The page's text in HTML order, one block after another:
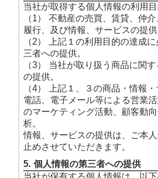
当社が取得する個人情報の利用
（1） 不動産の売買、賃貸、仲
履行、及び情報、サービスの提供
（2） 上記１の利用目的の達成
三者への提供。
（3） 当社が取り扱う商品に関
の提供。
（4） 上記１、３の商品・情報
電話、電子メール等による営業
のマーケティング活動、顧客動
析。
情報、サービスの提供は、ご本
止めさせていただきます。
5. 個人情報の第三者への提供